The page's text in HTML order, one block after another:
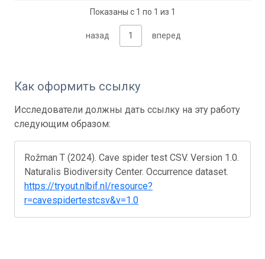
Показаны с 1 по 1 из 1
назад 1 вперед
Как оформить ссылку
Исследователи должны дать ссылку на эту работу
следующим образом:
Rožman T (2024). Cave spider test CSV. Version 1.0.
Naturalis Biodiversity Center. Occurrence dataset.
https://tryout.nlbif.nl/resource?
r=cavespidertestcsv&v=1.0